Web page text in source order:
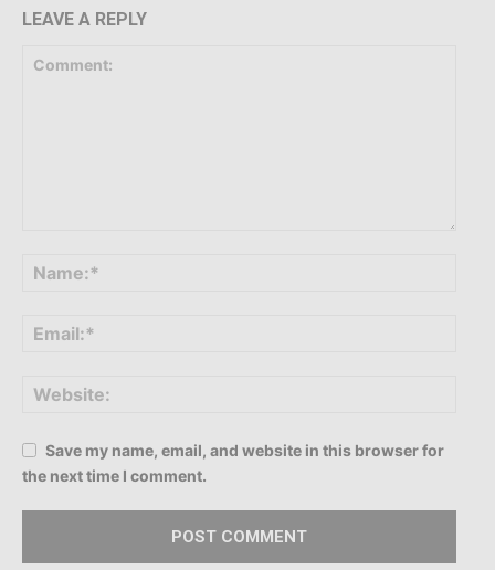
LEAVE A REPLY
Save my name, email, and website in this browser for
the next time I comment.